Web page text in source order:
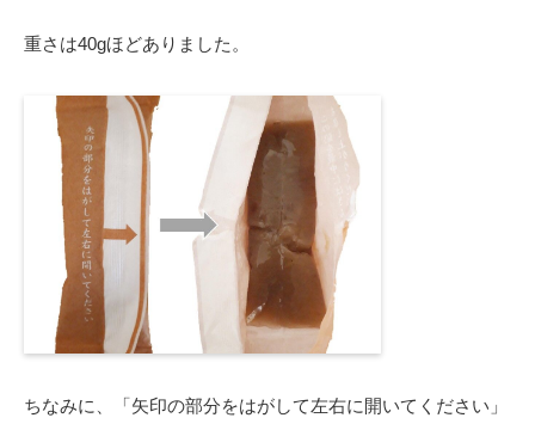
重さは40gほどありました。
ちなみに、「矢印の部分をはがして左右に開いてください」